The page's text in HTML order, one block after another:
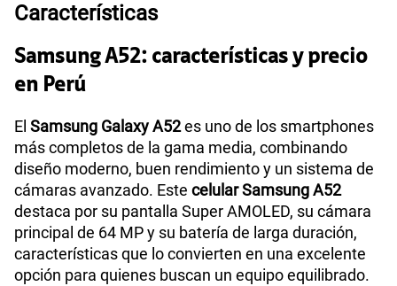
Tecnología de Pantalla
Sistema operativo
Procesador Qualcomm de 8 núcleos
Tamaño de Pantalla
Características
Samsung A52: características y precio
en Perú
El Samsung Galaxy A52es uno de los smartphones
más completos de la gama media, combinando
diseño moderno, buen rendimiento y un sistema de
cámaras avanzado. Este celular Samsung A52
destaca por su pantalla Super AMOLED, su cámara
principal de 64 MP y su batería de larga duración,
características que lo convierten en una excelente
opción para quienes buscan un equipo equilibrado.